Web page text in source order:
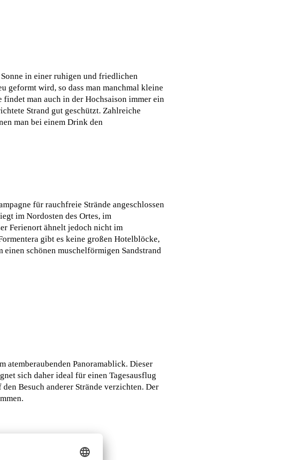
in einer ruhigen und friedlichen
geformt wird, so dass man manchmal kleine
man auch in der Hochsaison immer ein
Strand gut geschützt. Zahlreiche
man bei einem Drink den
für rauchfreie Strände angeschlossen
im Nordosten des Ortes, im
Ferienort ähnelt jedoch nicht im
gibt es keine großen Hotelblöcke,
schönen muschelförmigen Sandstrand
atemberaubenden Panoramablick. Dieser
sich daher ideal für einen Tagesausflug
Besuch anderer Strände verzichten. Der